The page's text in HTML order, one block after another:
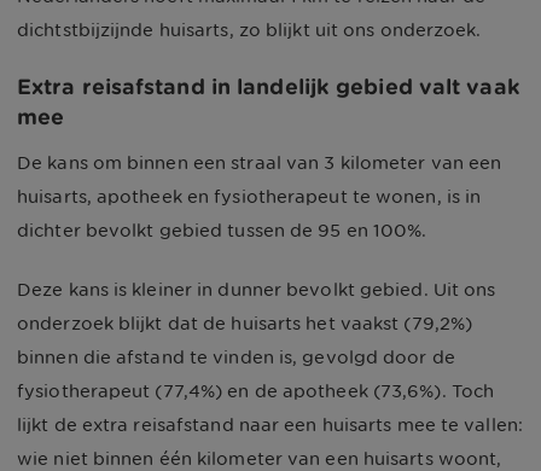
dichtstbijzijnde huisarts, zo blijkt uit ons onderzoek.
Extra reisafstand in landelijk gebied valt vaak
mee
De kans om binnen een straal van 3 kilometer van een
huisarts, apotheek en fysiotherapeut te wonen, is in
dichter bevolkt gebied tussen de 95 en 100%.
Deze kans is kleiner in dunner bevolkt gebied. Uit ons
onderzoek blijkt dat de huisarts het vaakst (79,2%)
binnen die afstand te vinden is, gevolgd door de
fysiotherapeut (77,4%) en de apotheek (73,6%). Toch
lijkt de extra reisafstand naar een huisarts mee te vallen:
wie niet binnen één kilometer van een huisarts woont,